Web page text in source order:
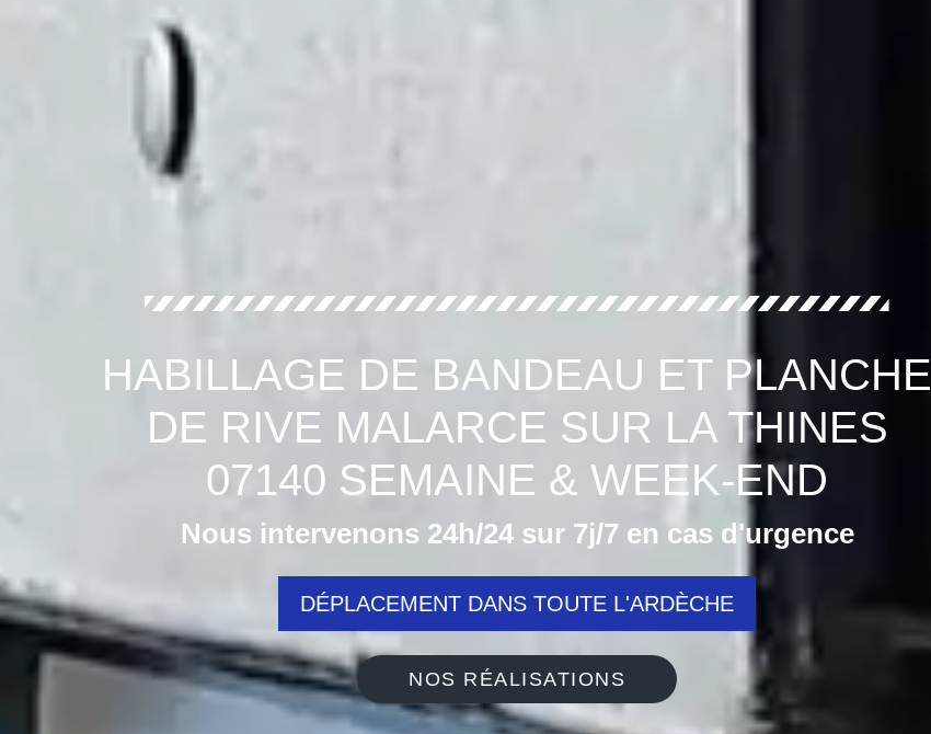
HABILLAGE DE BANDEAU ET PLANCHE
DE RIVE MALARCE SUR LA THINES
07140 SEMAINE & WEEK-END
Nous intervenons 24h/24 sur 7j/7 en cas d'urgence
DÉPLACEMENT DANS TOUTE L'ARDÈCHE
NOS RÉALISATIONS